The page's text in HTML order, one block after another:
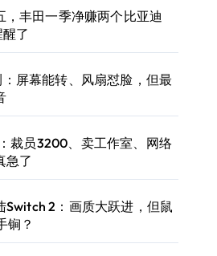
，丰田一季净赚两个比亚迪
了
屏幕能转、风扇怼脸，但最
裁员3200、卖工作室、网络
急了
Switch 2：画质大跃进，但鼠
锏？